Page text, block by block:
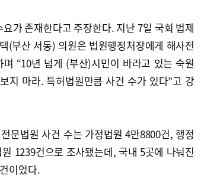
가 존재한다고 주장한다. 지난 7일 국회 법제
(부산 서동) 의원은 법원행정처장에게 해사전
“10년 넘게 (부산)시민이 바라고 있는 숙원
지 마라. 특허법원만큼 사건 수가 있다”고 강
문법원 사건 수는 가정법원 4만8800건, 행정
1239건으로 조사됐는데, 국내 5곳에 나눠진
이었다.